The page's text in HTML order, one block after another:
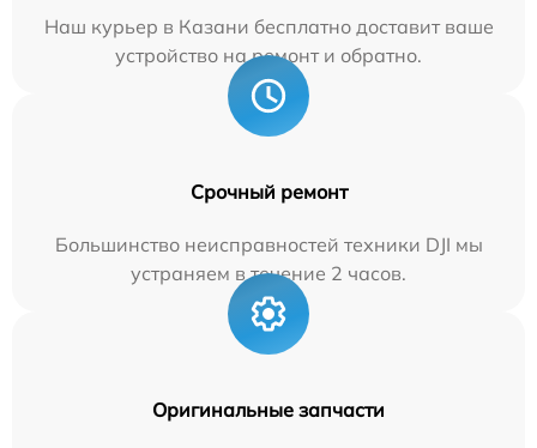
Наш курьер в Казани бесплатно доставит ваше
устройство на ремонт и обратно.
Срочный ремонт
Большинство неисправностей техники DJI мы
устраняем в течение 2 часов.
Оригинальные запчасти